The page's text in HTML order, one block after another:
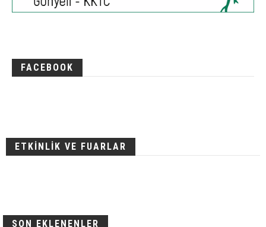
FACEBOOK
ETKİNLİK VE FUARLAR
SON EKLENENLER